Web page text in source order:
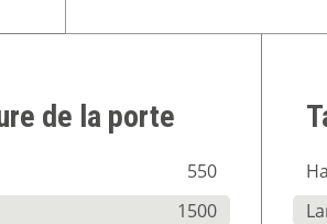
de la porte
550
1500